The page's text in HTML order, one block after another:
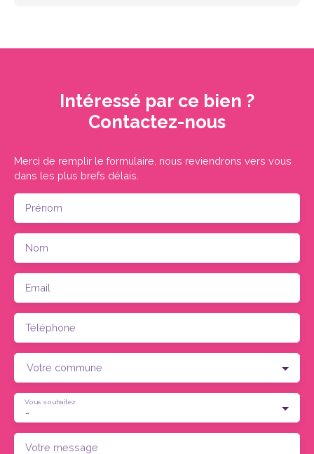
Intéressé par ce bien ?
Contactez-nous
Merci de remplir le formulaire, nous reviendrons vers vous
dans les plus brefs délais.
Prénom
Nom
Email
Téléphone
Votre commune
-
Vous souhaitez
Votre message